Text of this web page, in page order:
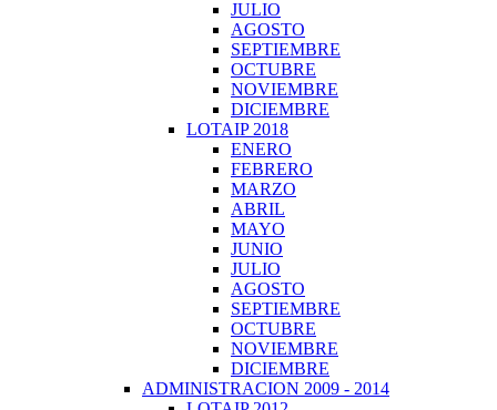
JULIO
AGOSTO
SEPTIEMBRE
OCTUBRE
NOVIEMBRE
DICIEMBRE
LOTAIP 2018
ENERO
FEBRERO
MARZO
ABRIL
MAYO
JUNIO
JULIO
AGOSTO
SEPTIEMBRE
OCTUBRE
NOVIEMBRE
DICIEMBRE
ADMINISTRACION 2009 - 2014